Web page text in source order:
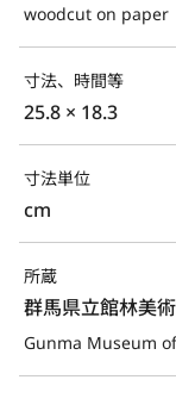
woodcut on paper
寸法、時間等
25.8 × 18.3
寸法単位
cm
所蔵
群馬県立館林美
Gunma Museum